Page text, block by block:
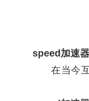
speed加速
在当今互